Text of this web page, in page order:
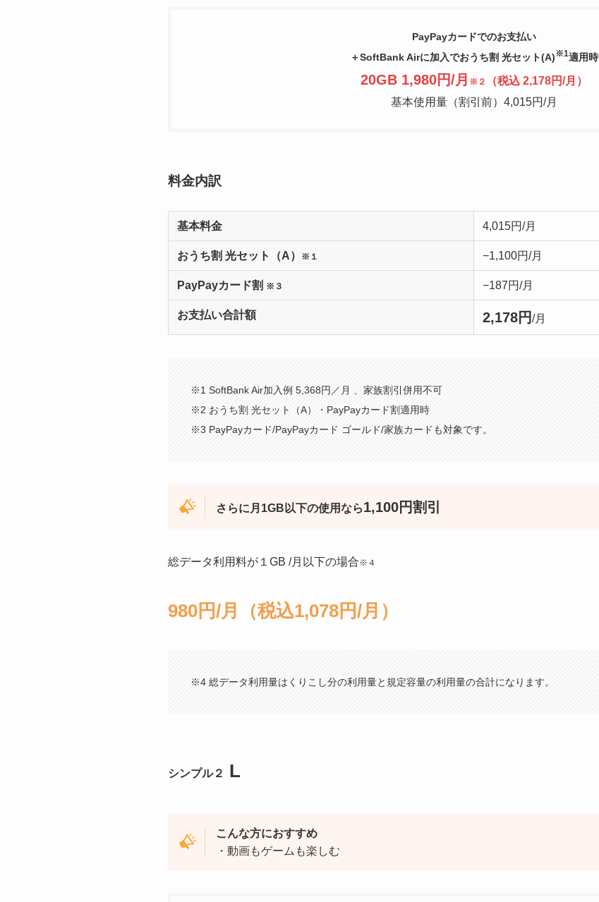
PayPayカードでのお支払い
＋SoftBank Airに加入でおうち割 光セット(A)※1適用時
20GB 1,980円/月 ※２
（税込 2,178円/月）
基本使用量（割引前）4,015円/月
料金内訳
基本料金 4,015円/月
おうち割 光セット（A） ※１ −1,100円/月
PayPayカード割 ※３ −187円/月
お支払い合計額 2,178円/月
※1 SoftBank Air加入例 5,368円／月 、家族割引併用不可
※2 おうち割 光セット（A）・PayPayカード割適用時
※3 PayPayカード/PayPayカード ゴールド/家族カードも対象です。
さらに月1GB以下の使用なら1,100円割引
総データ利用料が１GB /月以下の場合※４
980円/月（税込1,078円/月）
※4 総データ利用量はくりこし分の利用量と規定容量の利用量の合計になります。
シンプル２ L
こんな方におすすめ
・動画もゲームも楽しむ